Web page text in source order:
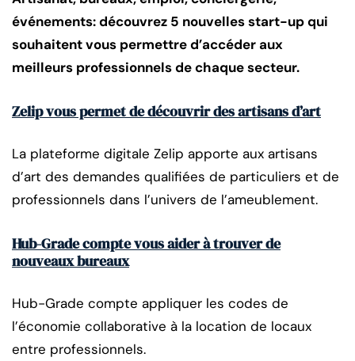
événements: découvrez 5 nouvelles start-up qui
souhaitent vous permettre d’accéder aux
meilleurs professionnels de chaque secteur.
Zelip vous permet de découvrir des artisans d’art
La plateforme digitale Zelip apporte aux artisans
d’art des demandes qualifiées de particuliers et de
professionnels dans l’univers de l’ameublement.
Hub-Grade compte vous aider à trouver de
nouveaux bureaux
Hub-Grade compte appliquer les codes de
l’économie collaborative à la location de locaux
entre professionnels.